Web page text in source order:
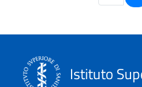
Istituto